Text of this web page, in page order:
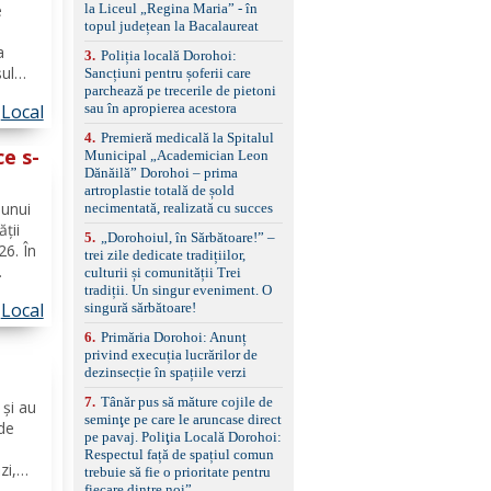
Local
s-
În
de
Local
au
panoramică, geamuri
spate fumurii Carlig de
remorcare Bonus: -
Covorașe textile montate
pe mașină. -Ofer și un
set de covorașe din
împreună cu un set de
anvelope de iarnă.
la Liceul „Regina Maria” - în
topul județean la Bacalaureat
3. Poliția locală Dorohoi:
Sancțiuni pentru șoferii care
parchează pe trecerile de pietoni
sau în apropierea acestora
4. Premieră medicală la Spitalul
Municipal „Academician Leon
Dănăilă” Dorohoi – prima
artroplastie totală de șold
necimentată, realizată cu succes
5.
„Dorohoiul, în Sărbătoare!” –
trei zile dedicate tradițiilor,
culturii și comunității Trei
tradiții. Un singur eveniment. O
singură sărbătoare!
6. Primăria Dorohoi: Anunț
privind execuția lucrărilor de
dezinsecție în spațiile verzi
7. Tânăr pus să măture cojile de
seminţe pe care le aruncase direct
pe pavaj. Poliţia Locală Dorohoi:
Respectul față de spațiul comun
trebuie să fie o prioritate pentru